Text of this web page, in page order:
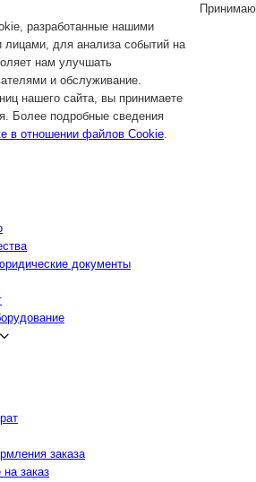
разработанные нашими
лицами, для анализа событий на
нам улучшать
и обслуживание.
нашего сайта, вы принимаете
Более подробные сведения
в отношении файлов Cookie.
Принимаю
документы
заказа
на заказ